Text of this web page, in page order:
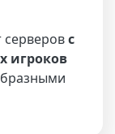
с
игроков